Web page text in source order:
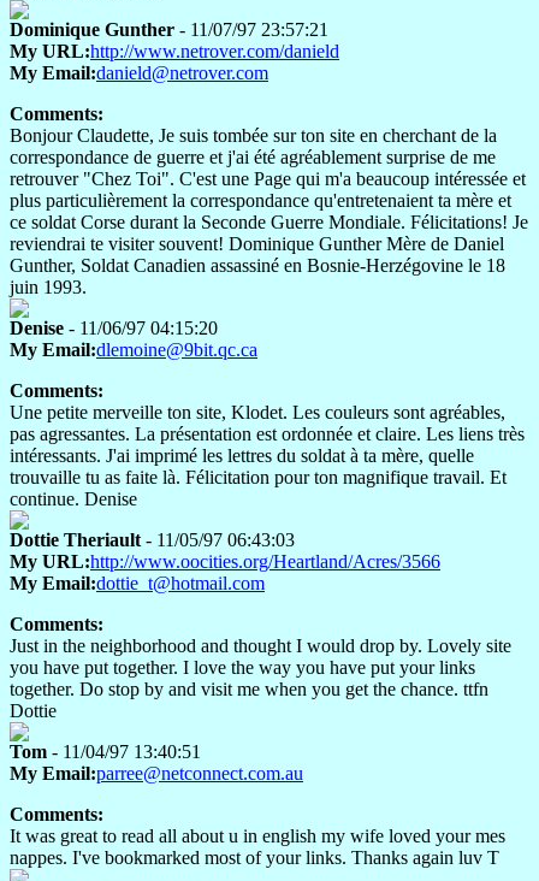
Dominique Gunther - 11/07/97 23:57:21
My URL:http://www.netrover.com/danield
My Email:danield@netrover.com
Comments:
Bonjour Claudette, Je suis tombée sur ton site en cherchant de la
correspondance de guerre et j'ai été agréablement surprise de me
retrouver "Chez Toi". C'est une Page qui m'a beaucoup intéressée et
plus particulièrement la correspondance qu'entretenaient ta mère et
ce soldat Corse durant la Seconde Guerre Mondiale. Félicitations! Je
reviendrai te visiter souvent! Dominique Gunther Mère de Daniel
Gunther, Soldat Canadien assassiné en Bosnie-Herzégovine le 18
juin 1993.
Denise - 11/06/97 04:15:20
My Email:dlemoine@9bit.qc.ca
Comments:
Une petite merveille ton site, Klodet. Les couleurs sont agréables,
pas agressantes. La présentation est ordonnée et claire. Les liens très
intéressants. J'ai imprimé les lettres du soldat à ta mère, quelle
trouvaille tu as faite là. Félicitation pour ton magnifique travail. Et
continue. Denise
Dottie Theriault - 11/05/97 06:43:03
My URL:http://www.oocities.org/Heartland/Acres/3566
My Email:dottie_t@hotmail.com
Comments:
Just in the neighborhood and thought I would drop by. Lovely site
you have put together. I love the way you have put your links
together. Do stop by and visit me when you get the chance. ttfn
Dottie
Tom - 11/04/97 13:40:51
My Email:parree@netconnect.com.au
Comments:
It was great to read all about u in english my wife loved your mes
nappes. I've bookmarked most of your links. Thanks again luv T